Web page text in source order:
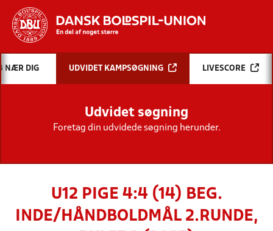
Hvad vil du søge efter?
INDHOLD OG NYHEDER
STILLINGER, RESULTATER, KLUBBER OG
HOLD
NÆR DIG UDVIDET KAMPSØGNING LIVESCORE
Udvidet søgning
Foretag din udvidede søgning herunder.
U12 PIGE 4:4 (14) BEG.
INDE/HÅNDBOLDMÅL 2.RUNDE,